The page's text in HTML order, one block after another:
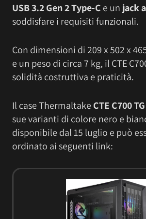
USB 3.2 Gen 2 Type-C e un jack
soddisfare i requisiti funzionali.
Con dimensioni di 209 x 502 x
e un peso di circa 7 kg, il CTE
solidità costruttiva e praticità.
Il case Thermaltake CTE C700
sue varianti di colore nero e
disponibile dal 15 luglio e può
ordinato ai seguenti link: